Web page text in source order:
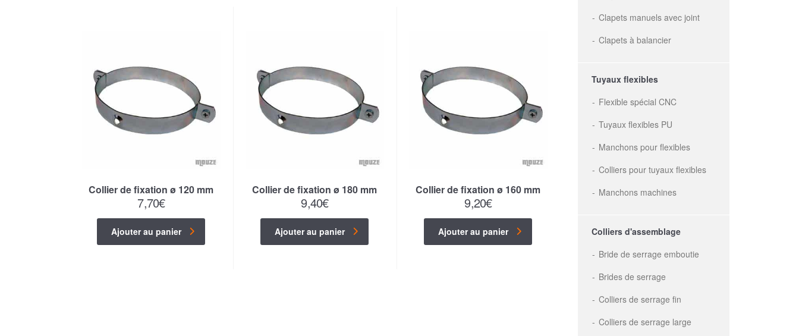
Collier de fixation ø 120 mm
7,70€
Ajouter au panier
Collier de fixation ø 180 mm
9,40€
Ajouter au panier
Collier de fixation ø 160 mm
9,20€
Ajouter au panier
Clapets manuels avec joint
Clapets à balancier
Tuyaux flexibles
Flexible spécial CNC
Tuyaux flexibles PU
Manchons pour flexibles
Colliers pour tuyaux flexibles
Manchons machines
Colliers d'assemblage
Bride de serrage emboutie
Brides de serrage
Colliers de serrage fin
Colliers de serrage large